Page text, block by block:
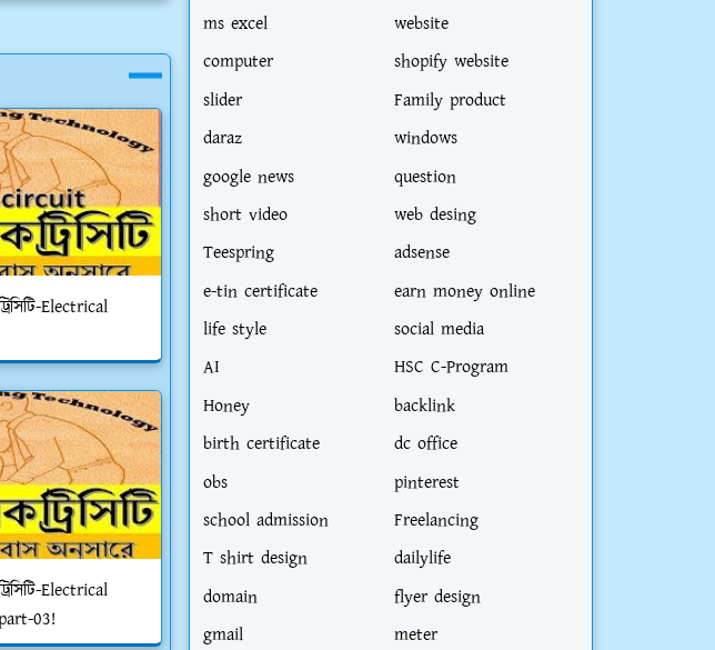
Electrical
Electrical
03!
ms excel
website
computer
shopify website
slider
Family product
daraz
windows
google news
question
short video
web desing
Teespring
adsense
e-tin certificate
earn money online
life style
social media
AI
HSC C-Program
Honey
backlink
birth certificate
dc office
obs
pinterest
school admission
Freelancing
T shirt design
dailylife
domain
flyer design
gmail
meter